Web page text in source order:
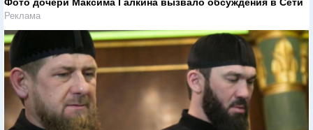
Реклама